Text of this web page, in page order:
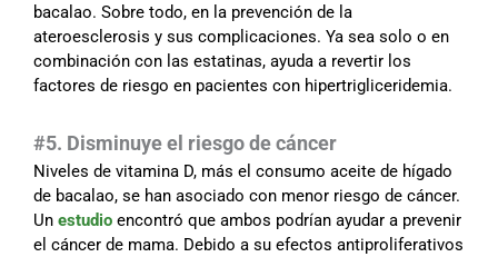
bacalao. Sobre todo, en la prevención de la
ateroesclerosis y sus complicaciones. Ya sea solo o en
combinación con las estatinas, ayuda a revertir los
factores de riesgo en pacientes con hipertrigliceridemia.
#5. Disminuye el riesgo de cáncer
Niveles de vitamina D, más el consumo aceite de hígado
de bacalao, se han asociado con menor riesgo de cáncer.
Un estudio encontró que ambos podrían ayudar a prevenir
el cáncer de mama. Debido a su efectos antiproliferativos